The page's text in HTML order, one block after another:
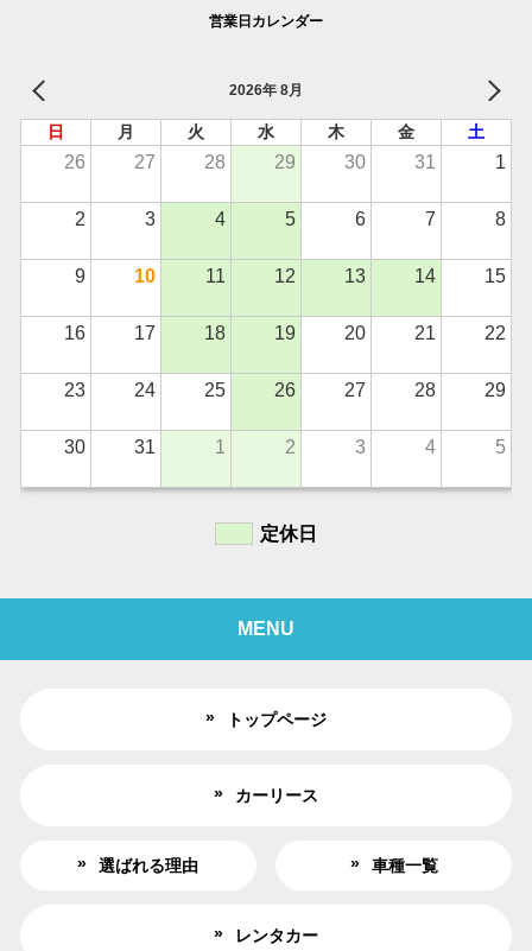
営業日カレンダー
2026年 8月
日 月 火 水 木 金 土
26 27 28 29 30 31 1
2 3 4 5 6 7 8
9 10 11 12 13 14 15
16 17 18 19 20 21 22
23 24 25 26 27 28 29
30 31 1 2 3 4 5
定休日
MENU
トップページ
カーリース
選ばれる理由 車種一覧
レンタカー